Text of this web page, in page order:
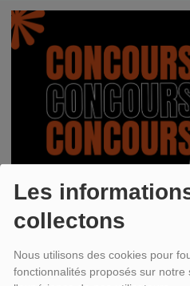
Les
collectons
Nous utilisons des cookies pour
fonctionnalités proposés sur notre